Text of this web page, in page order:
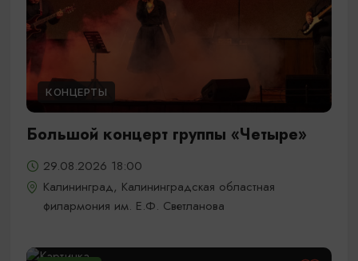
КОНЦЕРТЫ
Большой концерт группы «Четыре»
29.08.2026 18:00
Калининград, Калининградская областная
филармония им. Е.Ф. Светланова